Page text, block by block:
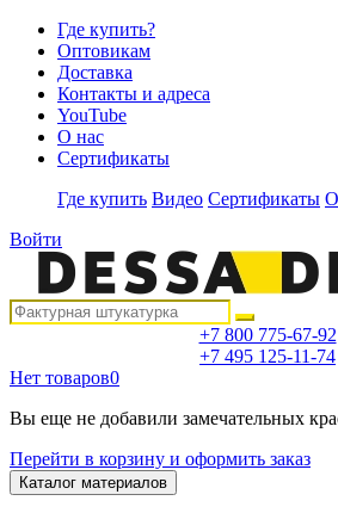
Где купить?
Оптовикам
Доставка
Контакты и адреса
YouTube
О нас
Сертификаты
Где купить Видео Сертификаты
Войти
+7 800 775-67-92
+7 495 125-11-74
Нет товаров0
Вы еще не добавили замечательных
Перейти в корзину и оформить заказ
Каталог материалов